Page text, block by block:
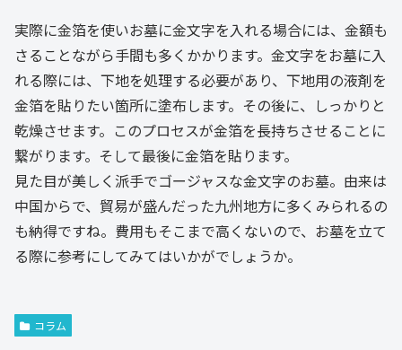
実際に金箔を使いお墓に金文字を入れる場合には、金額も
さることながら手間も多くかかります。金文字をお墓に入
れる際には、下地を処理する必要があり、下地用の液剤を
金箔を貼りたい箇所に塗布します。その後に、しっかりと
乾燥させます。このプロセスが金箔を長持ちさせることに
繋がります。そして最後に金箔を貼ります。
見た目が美しく派手でゴージャスな金文字のお墓。由来は
中国からで、貿易が盛んだった九州地方に多くみられるの
も納得ですね。費用もそこまで高くないので、お墓を立て
る際に参考にしてみてはいかがでしょうか。
コラム